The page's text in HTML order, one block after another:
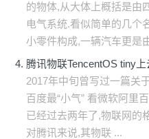
的物体,从大体上概括是由
电气系统.看似简单的几个
小零件构成,一辆汽车更是
腾讯物联TencentOS tiny上
2017年中旬曾写过一篇关
百度最“小气” 看微软阿里
已经过去两年了,物联网的
对腾讯来说,其物联 ...